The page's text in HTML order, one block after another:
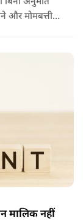
और मोमबत्ती
मालिक नहीं